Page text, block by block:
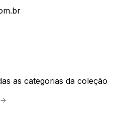
as categorias da coleção